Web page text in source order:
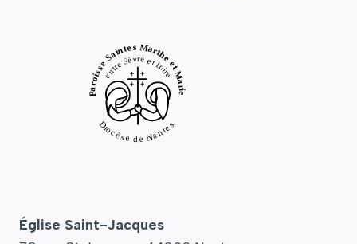
Église Saint-Jacques